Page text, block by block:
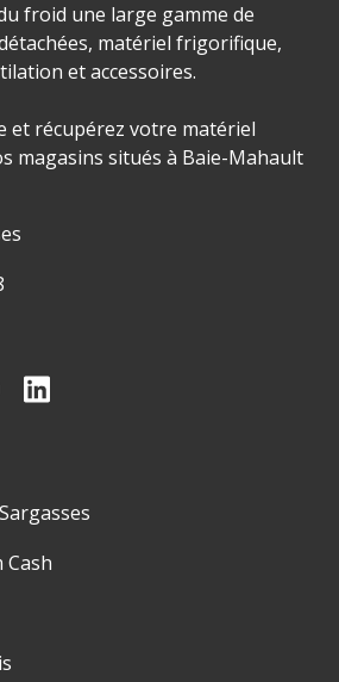
froid une large gamme de
matériel frigorifique,
et accessoires.
et récupérez votre matériel
magasins situés à Baie-Mahault
Cash